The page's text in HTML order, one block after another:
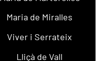
Maria de Miralles
Viver i Serrateix
Lliçà de Vall